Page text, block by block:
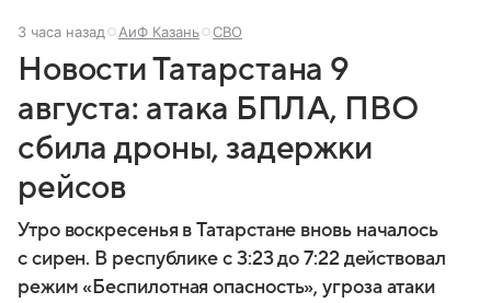
3 часа назад АиФ Казань СВО
Новости Татарстана 9
августа: атака БПЛА, ПВО
сбила дроны, задержки
рейсов
Утро воскресенья в Татарстане вновь началось
с сирен. В республике с 3:23 до 7:22 действовал
режим «Беспилотная опасность», угроза атаки